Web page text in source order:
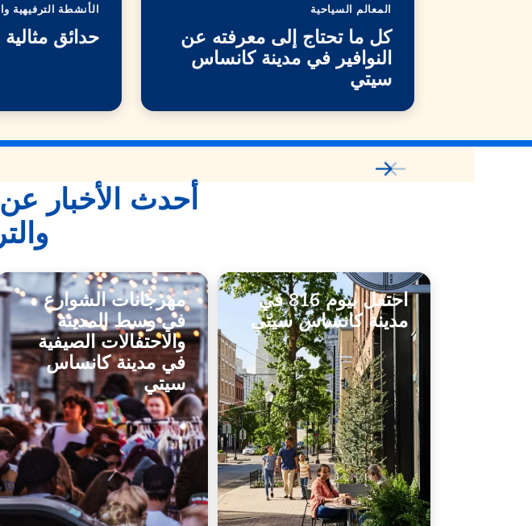
المعالم السياحية
كل ما تحتاج إلى معرفته عن
النوافير في مدينة كانساس
سيتي
الأنشطة الترفيهية
حدائق
أحدث الأخبار
احتفل بيوم 816 في
مدينة كانساس سيتي
مهرجانات الشوارع
في وسط المدينة
والاحتفالات الصيفية
في مدينة كانساس
سيتي